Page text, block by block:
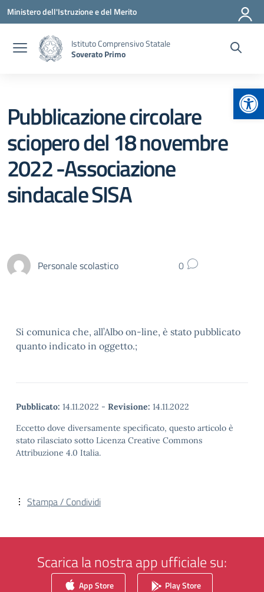
Vai ai contenuti
Vai al menu di navigazione
Vai al footer
Ministero dell'Istruzione e del Merito
Istituto Comprensivo Statale
Soverato Primo
Pubblicazione circolare
sciopero del 18 novembre
2022 -Associazione
sindacale SISA
Personale scolastico 0
Si comunica che, all’Albo on-line, è stato pubblicato
quanto indicato in oggetto.;
Pubblicato: 14.11.2022 - Revisione: 14.11.2022
Eccetto dove diversamente specificato, questo articolo è
stato rilasciato sotto Licenza Creative Commons
Attribuzione 4.0 Italia.
Stampa / Condividi
Scarica la nostra app ufficiale su:
App Store Play Store